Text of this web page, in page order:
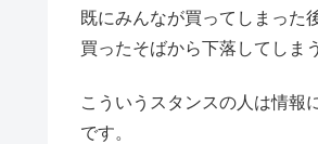
既にみんなが買ってしまった
買ったそばから下落してしま
こういうスタンスの人は情報
です。